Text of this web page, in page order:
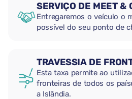
SERVIÇO DE MEET &
Entregaremos o veículo o
possível do seu ponto de
TRAVESSIA DE
Esta taxa permite ao
fronteiras de todos os
a Islândia.